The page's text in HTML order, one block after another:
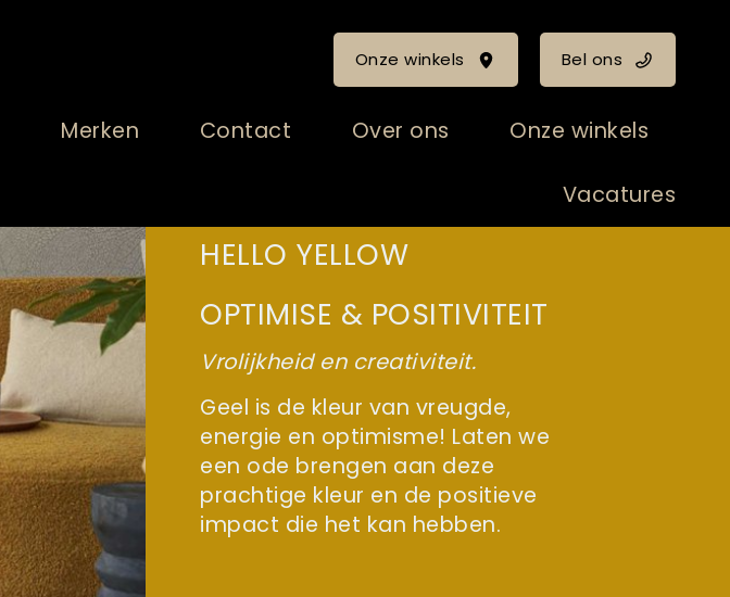
Onze winkels Bel ons
Merken Contact Over ons Onze winkels
Vacatures
HELLO YELLOW
OPTIMISE & POSITIVITEIT
Vrolijkheid en creativiteit.
Geel is de kleur van vreugde,
energie en optimisme! Laten we
een ode brengen aan deze
prachtige kleur en de positieve
impact die het kan hebben.